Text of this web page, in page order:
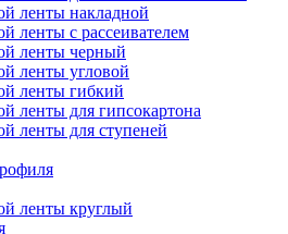
ленты накладной
ленты с рассеивателем
ленты черный
ленты угловой
ленты гибкий
ленты для гипсокартона
ленты для ступеней
ленты круглый